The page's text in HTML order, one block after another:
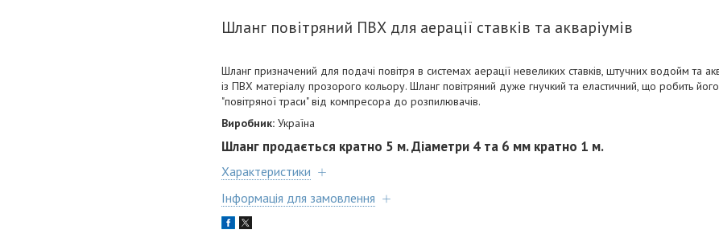
Шланг повітряний ПВХ для аерації ставків та акваріумів
Шланг призначений для подачі повітря в системах аерації невеликих ставків, штучних водойм та
із ПВХ матеріалу прозорого кольору. Шланг повітряний дуже гнучкий та еластичний, що робить
"повітряної траси" від компресора до розпилювачів.
Виробник: Україна
Шланг продається кратно 5 м. Діаметри 4 та 6 мм кратно 1 м.
Характеристики
Інформація для замовлення